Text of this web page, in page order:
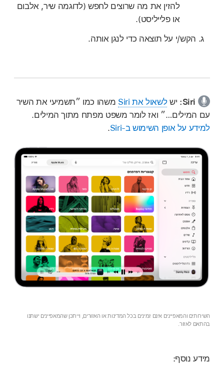
להזין את מה שרוצים לחפש (לדוגמה שיר, אלבום
או פלייליסט).
הקש/י על תוצאה כדי לנגן אותה.
Siri: ישלשאול את Siri משהו כמו ״תשמיעי את השיר
עם המילים…״ ואז לומר משפט מפתח מתוך המילים.
למידע על אופן השימוש ב-Siri
.
השירותים והמאפיינים אינם זמינים בכל המדינות או האזורים, וייתכן שהמאפיינים ישתנו
בהתאם לאזור.
מידע נוסף: